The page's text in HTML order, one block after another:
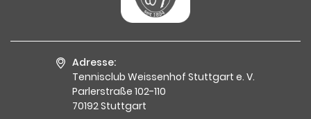
Adresse:
Tennisclub Weissenhof Stuttgart e. V.
Parlerstraße 102-110
70192 Stuttgart